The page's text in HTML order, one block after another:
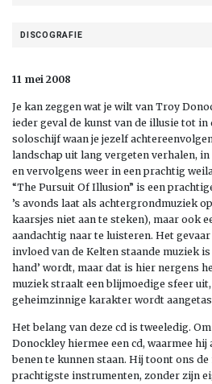
DISCOGRAFIE
11 mei 2008
Je kan zeggen wat je wilt van Troy
ieder geval de kunst van de illusie tot in
soloschijf waan je jezelf
landschap uit lang vergeten verhalen,
en vervolgens weer in een prachtig
“The Pursuit Of Illusion” is een
’s avonds laat als achtergrondmuziek
kaarsjes niet aan te steken), maar ook
aandachtig naar te luisteren. Het
invloed van de Kelten staande muziek is
hand’ wordt, maar dat is hier nergens
muziek straalt een blijmoedige sfeer
geheimzinnige karakter wordt
Het belang van deze cd is tweeledig.
Donockley hiermee een cd, waarmee
benen te kunnen staan. Hij toont ons
prachtigste instrumenten, zonder zijn